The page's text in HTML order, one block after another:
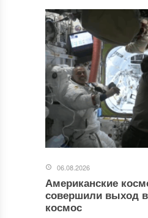
06.08.2026
Американские
совершили выход
космос